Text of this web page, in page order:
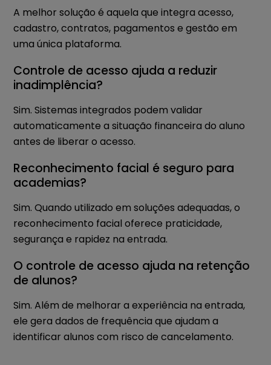
A melhor solução é aquela que integra acesso,
cadastro, contratos, pagamentos e gestão em
uma única plataforma.
Controle de acesso ajuda a reduzir
inadimplência?
Sim. Sistemas integrados podem validar
automaticamente a situação financeira do aluno
antes de liberar o acesso.
Reconhecimento facial é seguro para
academias?
Sim. Quando utilizado em soluções adequadas, o
reconhecimento facial oferece praticidade,
segurança e rapidez na entrada.
O controle de acesso ajuda na retenção
de alunos?
Sim. Além de melhorar a experiência na entrada,
ele gera dados de frequência que ajudam a
identificar alunos com risco de cancelamento.